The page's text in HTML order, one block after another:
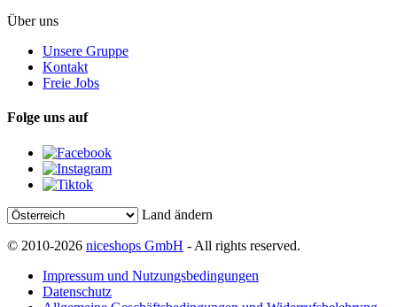
Über uns
Unsere Gruppe
Kontakt
Freie Jobs
Folge uns auf
Land ändern
© 2010-2026 niceshops GmbH - All rights reserved.
Impressum und Nutzungsbedingungen
Datenschutz